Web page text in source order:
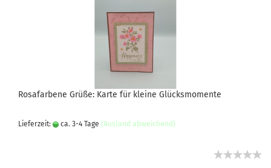
Rosafarbene Grüße: Karte für kleine Glücksmomente
Lieferzeit: ca. 3-4 Tage (Ausland abweichend)